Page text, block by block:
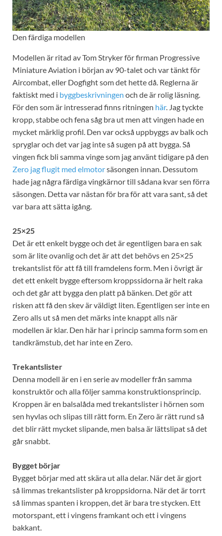
Den färdiga modellen
Modellen är ritad av Tom Stryker för firman Progressive
Miniature Aviation i början av 90-talet och var tänkt för
Aircombat, eller Dogfight som det hette då. Reglerna är
faktiskt med i byggbeskrivningen och de är rolig läsning.
För den som är intresserad finns ritningen här. Jag tyckte
kropp, stabbe och fena såg bra ut men att vingen hade en
mycket märklig profil. Den var också uppbyggs av balk och
spryglar och det var jag inte så sugen på att bygga. Så
vingen fick bli samma vinge som jag använt tidigare på den
Zero jag flugit med elmotorsäsongen innan. Dessutom
hade jag några färdiga vingkärnor till sådana kvar sen förra
säsongen. Detta var nästan för bra för att vara sant, så det
var bara att sätta igång.
25×25
Det är ett enkelt bygge och det är egentligen bara en sak
som är lite ovanlig och det är att det behövs en 25×25
trekantslist för att få till framdelens form. Men i övrigt är
det ett enkelt bygge eftersom kroppssidorna är helt raka
och det går att bygga den platt på bänken. Det gör att
risken att få den skev är väldigt liten. Egentligen ser inte en
Zero alls ut så men det märks inte knappt alls när
modellen är klar. Den här har i princip samma form som en
tandkrämstub, det har inte en Zero.
Trekantslister
Denna modell är en i en serie av modeller från samma
konstruktör och alla följer samma konstruktionsprincip.
Kroppen är en balsalåda med trekantslister i hörnen som
sen hyvlas och slipas till rätt form. En Zero är rätt rund så
det blir rätt mycket slipande, men balsa är lättslipat så det
går snabbt.
Bygget börjar
Bygget börjar med att skära ut alla delar. När det är gjort
så limmas trekantslister på kroppsidorna. När det är torrt
så limmas spanten i kroppen, det är bara tre stycken. Ett
motorspant, ett i vingens framkant och ett i vingens
bakkant.